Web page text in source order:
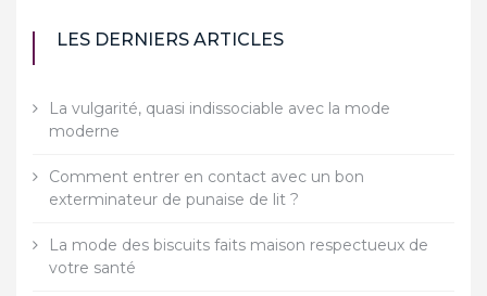
LES DERNIERS ARTICLES
La vulgarité, quasi indissociable avec la mode
moderne
Comment entrer en contact avec un bon
exterminateur de punaise de lit ?
La mode des biscuits faits maison respectueux de
votre santé